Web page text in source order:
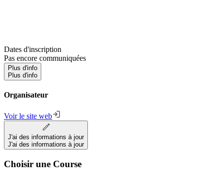
Dates d'inscription
Pas encore communiquées
Plus d'info
Plus d'info
Organisateur
Voir le site web
J'ai des informations à jour
J'ai des informations à jour
Choisir une Course